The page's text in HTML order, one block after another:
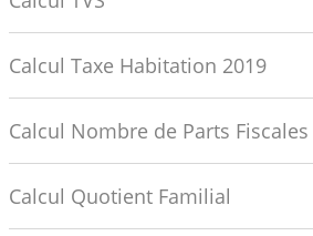
Calcul Taxe Habitation 2019
Calcul Nombre de Parts Fiscales
Calcul Quotient Familial